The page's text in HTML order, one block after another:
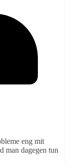
eng mit
man dagegen tun